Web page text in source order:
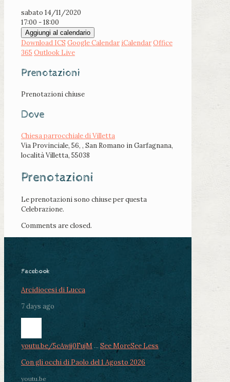
sabato 14/11/2020
17:00 - 18:00
Aggiungi al calendario
Download ICS Google Calendar iCalendarOffice
365 Outlook Live
Prenotazioni
Prenotazioni chiuse
Dove
Chiesa parrocchiale di Villetta
Via Provinciale, 56, , San Romano in Garfagnana,
località Villetta, 55038
Prenotazioni
Le prenotazioni sono chiuse per questa
Celebrazione.
Comments are closed.
Facebook
Arcidiocesi di Lucca
7 days ago
youtu.be/5cAwjj0FujM ... See MoreSee Less
Con gli occhi di Paolo del 1 Agosto 2026
youtu.be